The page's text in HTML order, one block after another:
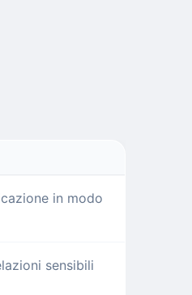
in modo
sensibili